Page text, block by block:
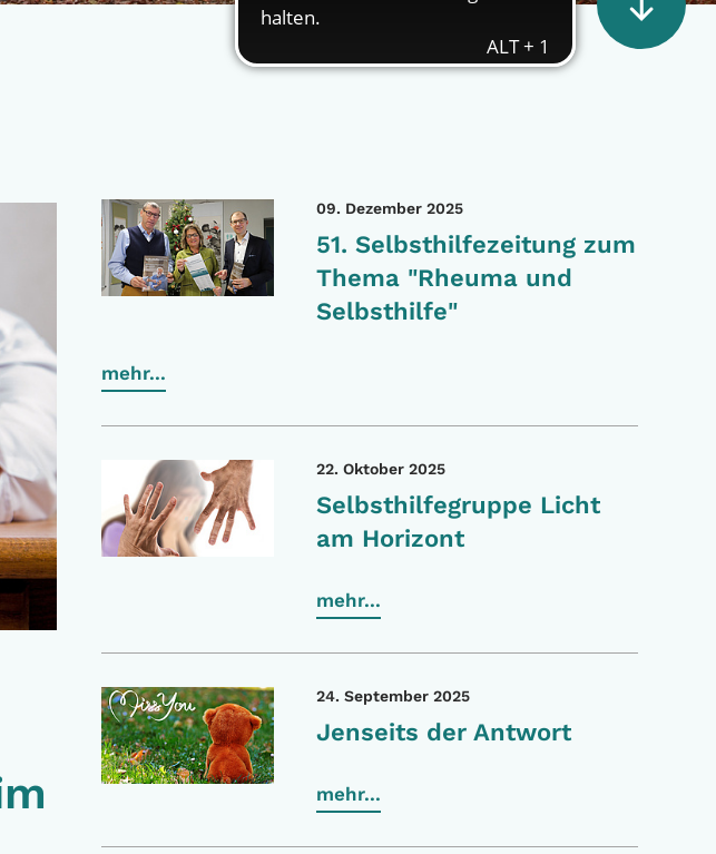
09. Dezember 2025
51. Selbsthilfezeitung zum
Thema "Rheuma und
Selbsthilfe"
mehr...
22. Oktober 2025
Selbsthilfegruppe Licht
am Horizont
mehr...
24. September 2025
Jenseits der Antwort
mehr...